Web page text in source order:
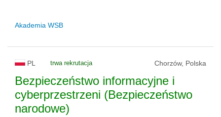
Akademia WSB
PL trwa rekrutacja Chorzów, Polska
Bezpieczeństwo informacyjne i
cyberprzestrzeni (Bezpieczeństwo
narodowe)